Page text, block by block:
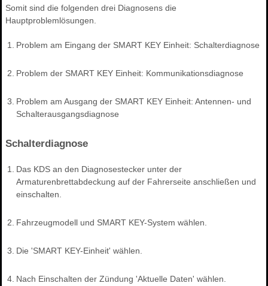
Somit sind die folgenden drei Diagnosens die
Hauptproblemlösungen.
1. Problem am Eingang der SMART KEY Einheit: Schalterdiagnose
2. Problem der SMART KEY Einheit: Kommunikationsdiagnose
3. Problem am Ausgang der SMART KEY Einheit: Antennen- und
Schalterausgangsdiagnose
Schalterdiagnose
1.
Das KDS an den Diagnosestecker unter der
Armaturenbrettabdeckung auf der Fahrerseite anschließen und
einschalten.
2. Fahrzeugmodell und SMART KEY-System wählen.
3. Die 'SMART KEY-Einheit' wählen.
4. Nach Einschalten der Zündung 'Aktuelle Daten' wählen.